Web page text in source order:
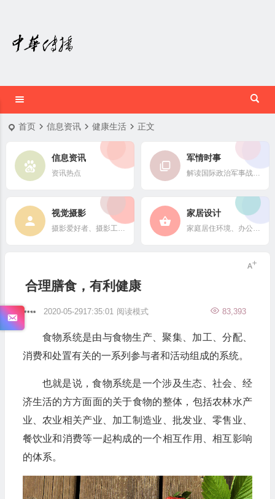
首页 信息资讯 健康生活 正文
信息资讯
资讯热点
军情时事
解读国际政治军事战略格局
视觉摄影
摄影爱好者、摄影工作者及摄影行业信息
家居设计
家庭居住环境、办公场所、公共空间陈设风格以设计搭配
合理膳食，有利健康
2020-05-2917:35:01 83,393
阅读模式
食物系统是由与食物生产、聚集、加工、分配、
消费和处置有关的一系列参与者和活动组成的系统。
也就是说，食物系统是一个涉及生态、社会、经
济生活的方方面面的关于食物的整体，包括农林水产
业、农业相关产业、加工制造业、批发业、零售业、
餐饮业和消费等一起构成的一个相互作用、相互影响
的体系。